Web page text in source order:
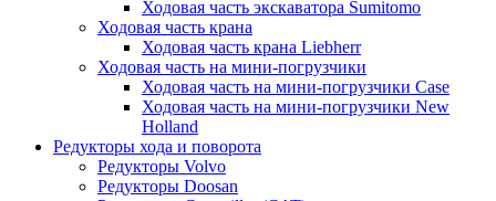
Ходовая часть экскаватора Sumitomo
Ходовая часть крана
Ходовая часть крана Liebherr
Ходовая часть на мини-погрузчики
Ходовая часть на мини-погрузчики Case
Ходовая часть на мини-погрузчики New
Holland
Редукторы хода и поворота
Редукторы Volvo
Редукторы Doosan